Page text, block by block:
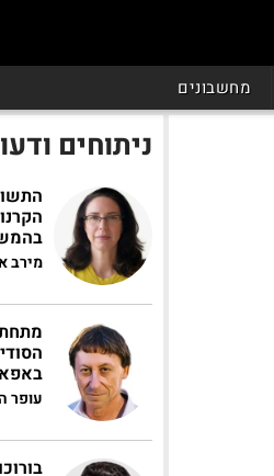
מחשבונים
ניתוחים
מירב
עופר